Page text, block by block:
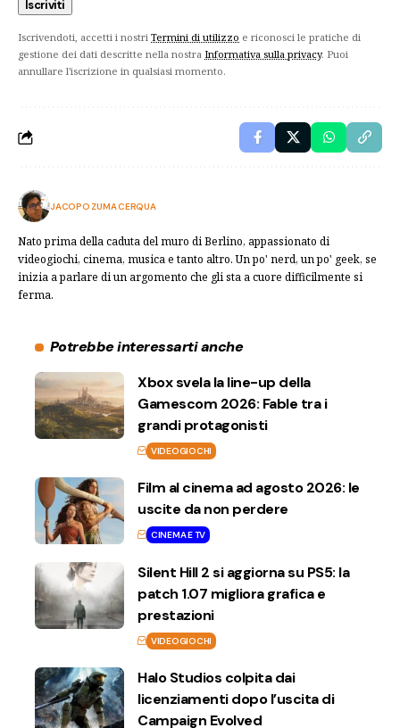
Iscrivendoti, accetti i nostri Termini di utilizzo e riconosci le pratiche di
gestione dei dati descritte nella nostra Informativa sulla privacy. Puoi
annullare l'iscrizione in qualsiasi momento.
JACOPO ZUMA CERQUA
Nato prima della caduta del muro di Berlino, appassionato di
videogiochi, cinema, musica e tanto altro. Un po' nerd, un po' geek, se
inizia a parlare di un argomento che gli sta a cuore difficilmente si
ferma.
Potrebbe interessarti anche
Xbox svela la line-up della
Gamescom 2026: Fable tra i
grandi protagonisti
VIDEOGIOCHI
Film al cinema ad agosto 2026: le
uscite da non perdere
CINEMA E TV
Silent Hill 2 si aggiorna su PS5: la
patch 1.07 migliora grafica e
prestazioni
VIDEOGIOCHI
Halo Studios colpita dai
licenziamenti dopo l’uscita di
Campaign Evolved